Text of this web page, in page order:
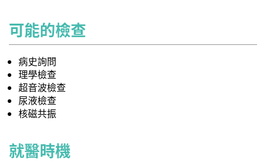
可能的檢查
病史詢問
理學檢查
超音波檢查
尿液檢查
核磁共振
就醫時機